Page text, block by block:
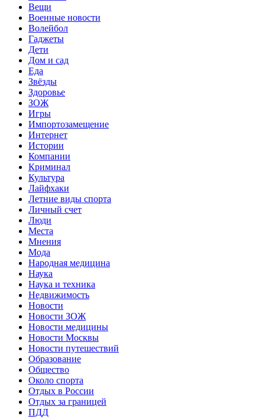
Вещи
Военные новости
Волейбол
Гаджеты
Дети
Дом и сад
Еда
Звёзды
Здоровье
ЗОЖ
Игры
Импортозамещение
Интернет
Истории
Компании
Криминал
Культура
Лайфхаки
Летние виды спорта
Личный счет
Люди
Места
Мнения
Мода
Народная медицина
Наука
Наука и техника
Недвижимость
Новости
Новости ЗОЖ
Новости медицины
Новости Москвы
Новости путешествий
Образование
Общество
Около спорта
Отдых в России
Отдых за границей
ПДД